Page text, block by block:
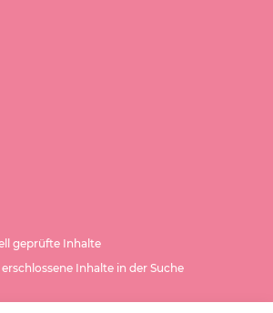
geprüfte Inhalte
Inhalte in der Suche